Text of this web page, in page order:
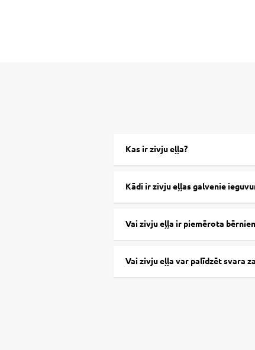
Kas ir zivju eļļa?
Kādi ir zivju eļļas galvenie
Vai zivju eļļa ir piemērota
Vai zivju eļļa var palīdzēt svara